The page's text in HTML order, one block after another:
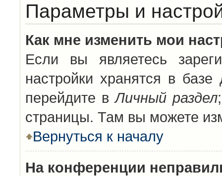
Параметры и
Как мне изменить мои
Если вы являетесь
настройки хранятся в
перейдите вЛичный раздел
страницы. Там вы можете
Вернуться к началу
На конференции